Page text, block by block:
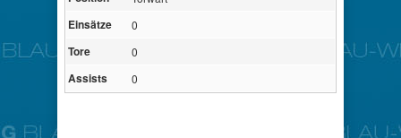
Einsätze 0
Tore 0
Assists 0